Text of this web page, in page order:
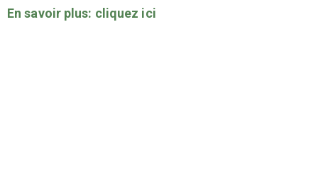
En savoir plus: cliquez ici